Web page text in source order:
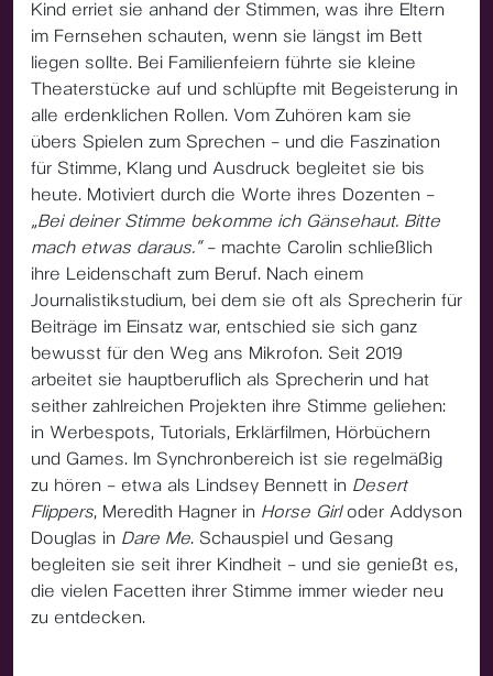
Kind erriet sie anhand der Stimmen, was ihre Eltern
im Fernsehen schauten, wenn sie längst im Bett
liegen sollte. Bei Familienfeiern führte sie kleine
Theaterstücke auf und schlüpfte mit Begeisterung in
alle erdenklichen Rollen. Vom Zuhören kam sie
übers Spielen zum Sprechen – und die Faszination
für Stimme, Klang und Ausdruck begleitet sie bis
heute. Motiviert durch die Worte ihres Dozenten –
„Bei deiner Stimme bekomme ich Gänsehaut. Bitte
mach etwas daraus.“– machte Carolin schließlich
ihre Leidenschaft zum Beruf. Nach einem
Journalistikstudium, bei dem sie oft als Sprecherin für
Beiträge im Einsatz war, entschied sie sich ganz
bewusst für den Weg ans Mikrofon. Seit 2019
arbeitet sie hauptberuflich als Sprecherin und hat
seither zahlreichen Projekten ihre Stimme geliehen:
in Werbespots, Tutorials, Erklärfilmen, Hörbüchern
und Games. Im Synchronbereich ist sie regelmäßig
zu hören – etwa als Lindsey Bennett in Desert
Flippers, Meredith Hagner in Horse Girloder Addyson
Douglas in Dare Me. Schauspiel und Gesang
begleiten sie seit ihrer Kindheit – und sie genießt es,
die vielen Facetten ihrer Stimme immer wieder neu
zu entdecken.